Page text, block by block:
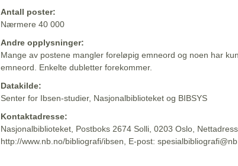
Antall poster:
Nærmere 40 000
Andre opplysninger:
Mange av postene mangler foreløpig emneord og noen har
emneord. Enkelte dubletter forekommer.
Datakilde:
Senter for Ibsen-studier, Nasjonalbiblioteket og BIBSYS
Kontaktadresse:
Nasjonalbiblioteket, Postboks 2674 Solli, 0203 Oslo,
http://www.nb.no/bibliografi/ibsen, E-post: